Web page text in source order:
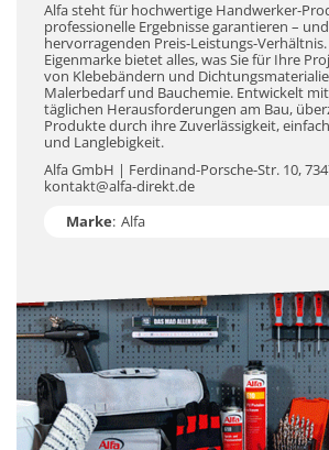
Alfa steht für hochwertige Handwerker-
professionelle Ergebnisse garantieren –
hervorragenden Preis-Leistungs-
Eigenmarke bietet alles, was Sie für Ihre
von Klebebändern und
Malerbedarf und Bauchemie. Entwickelt
täglichen Herausforderungen am Bau,
Produkte durch ihre Zuverlässigkeit,
und Langlebigkeit.
Alfa GmbH | Ferdinand-Porsche-Str. 10,
kontakt@alfa-direkt.de
Marke: Alfa